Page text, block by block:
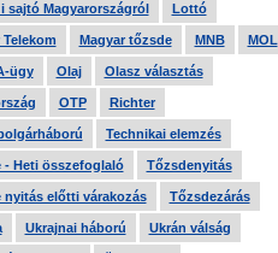
sajtó Magyarországról Lottó
Telekom Magyar tőzsde MNB MOL
ügy Olaj Olasz választás
OTP Richter
Technikai elemzés
- Heti összefoglaló Tőzsdenyitás
nyitás előtti várakozás Tőzsdezárás
Ukrajnai háború Ukrán válság